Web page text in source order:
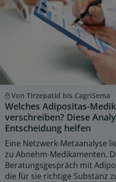
Von Tirzepatid bis CagriSema
Welches Adipositas-
verschreiben? Diese
Entscheidung helfen
Eine Netzwerk-Metaanalyse
zu Abnehm-Medikamenten.
Beratungsgespräch mit
die für sie richtige Substanz